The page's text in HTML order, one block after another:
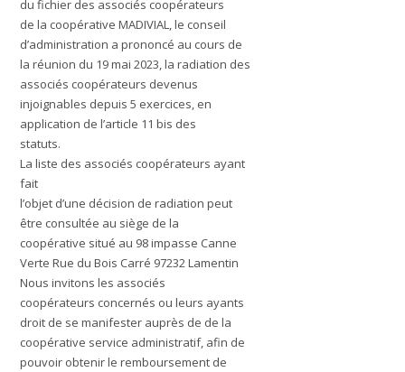
du fichier des associés coopérateurs
de la coopérative MADIVIAL, le conseil
d’administration a prononcé au cours de
la réunion du 19 mai 2023, la radiation des
associés coopérateurs devenus
injoignables depuis 5 exercices, en
application de l’article 11 bis des
statuts.
La liste des associés coopérateurs ayant
fait
l’objet d’une décision de radiation peut
être consultée au siège de la
coopérative situé au 98 impasse Canne
Verte Rue du Bois Carré 97232 Lamentin
Nous invitons les associés
coopérateurs concernés ou leurs ayants
droit de se manifester auprès de de la
coopérative service administratif, afin de
pouvoir obtenir le remboursement de